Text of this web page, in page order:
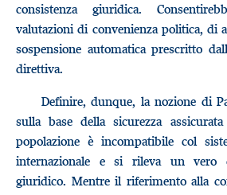
consistenza giuridica.
valutazioni di convenienza politica, di
sospensione automatica prescritto
direttiva.
Definire, dunque, la nozione di
sulla base della sicurezza
popolazione è incompatibile col
internazionale e si rileva un vero
giuridico. Mentre il riferimento alla